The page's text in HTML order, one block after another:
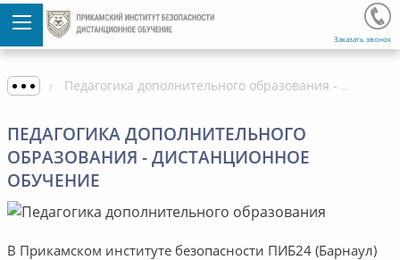
Заказать звонок
Педагогика дополнительного образования - Дистанционное обучение
ПЕДАГОГИКА ДОПОЛНИТЕЛЬНОГО
ОБРАЗОВАНИЯ - ДИСТАНЦИОННОЕ
ОБУЧЕНИЕ
В Прикамском институте безопасности ПИБ24 (Барнаул)